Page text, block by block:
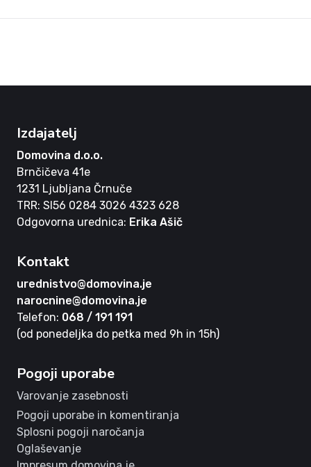
Izdajatelj
Domovina d.o.o.
Brnčičeva 41e
1231 Ljubljana Črnuče
TRR: SI56 0284 3026 4323 628
Odgovorna urednica: Erika Ašič
Kontakt
urednistvo@domovina.je
narocnine@domovina.je
Telefon: 068 / 191 191
(od ponedeljka do petka med 9h in 15h)
Pogoji uporabe
Varovanje zasebnosti
Pogoji uporabe in komentiranja
Splosni pogoji naročanja
Oglaševanje